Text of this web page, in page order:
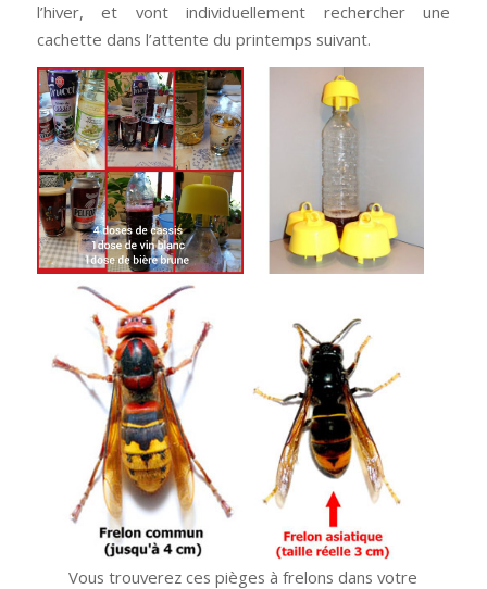
l’hiver, et vont individuellement rechercher une
cachette dans l’attente du printemps suivant.
Vous trouverez ces pièges à frelons dans votre